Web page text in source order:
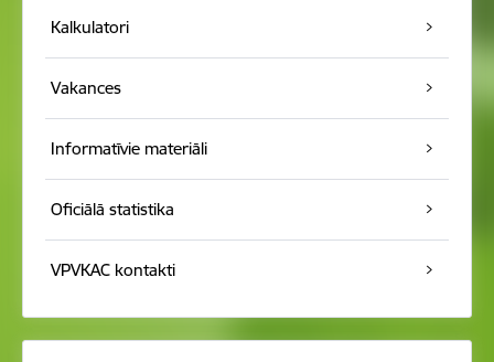
Kalkulatori
Vakances
Informatīvie materiāli
Oficiālā statistika
VPVKAC kontakti